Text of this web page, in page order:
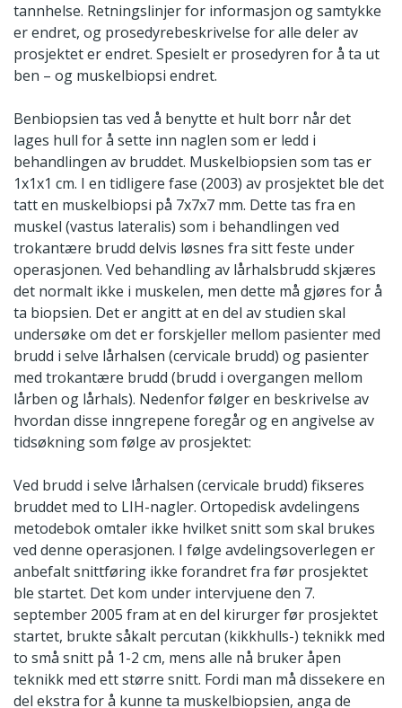
tannhelse. Retningslinjer for informasjon og samtykke
er endret, og prosedyrebeskrivelse for alle deler av
prosjektet er endret. Spesielt er prosedyren for å ta ut
ben – og muskelbiopsi endret.
Benbiopsien tas ved å benytte et hult borr når det
lages hull for å sette inn naglen som er ledd i
behandlingen av bruddet. Muskelbiopsien som tas er
1x1x1 cm. I en tidligere fase (2003) av prosjektet ble det
tatt en muskelbiopsi på 7x7x7 mm. Dette tas fra en
muskel (vastus lateralis) som i behandlingen ved
trokantære brudd delvis løsnes fra sitt feste under
operasjonen. Ved behandling av lårhalsbrudd skjæres
det normalt ikke i muskelen, men dette må gjøres for å
ta biopsien. Det er angitt at en del av studien skal
undersøke om det er forskjeller mellom pasienter med
brudd i selve lårhalsen (cervicale brudd) og pasienter
med trokantære brudd (brudd i overgangen mellom
lårben og lårhals). Nedenfor følger en beskrivelse av
hvordan disse inngrepene foregår og en angivelse av
tidsøkning som følge av prosjektet:
Ved brudd i selve lårhalsen (cervicale brudd) fikseres
bruddet med to LIH-nagler. Ortopedisk avdelingens
metodebok omtaler ikke hvilket snitt som skal brukes
ved denne operasjonen. I følge avdelingsoverlegen er
anbefalt snittføring ikke forandret fra før prosjektet
ble startet. Det kom under intervjuene den 7.
september 2005 fram at en del kirurger før prosjektet
startet, brukte såkalt percutan (kikkhulls-) teknikk med
to små snitt på 1-2 cm, mens alle nå bruker åpen
teknikk med ett større snitt. Fordi man må dissekere en
del ekstra for å kunne ta muskelbiopsien, anga de